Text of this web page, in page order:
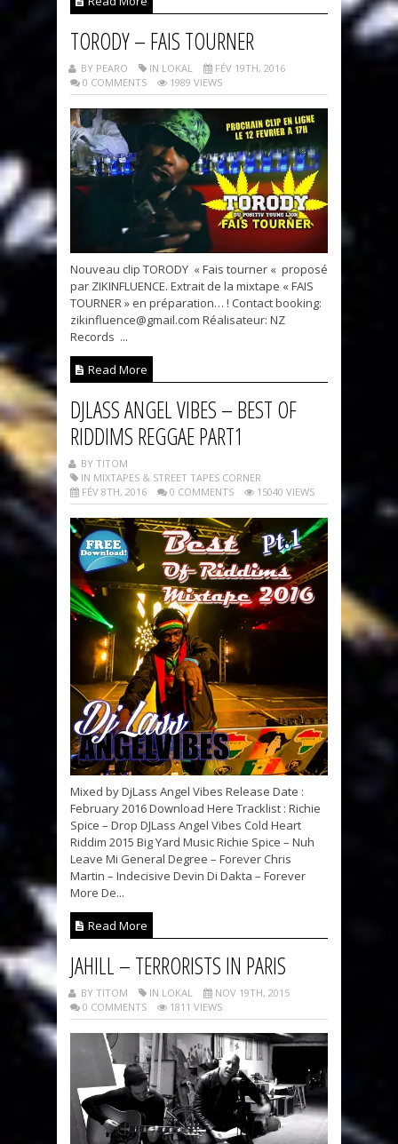
TORODY – FAIS TOURNER
BY PEARO IN LOKAL
FÉV 19TH, 2016
0 COMMENTS
1989 VIEWS
Nouveau clip TORODY « Fais tourner « proposé
par ZIKINFLUENCE. Extrait de la mixtape « FAIS
TOURNER » en préparation… ! Contact booking:
zikinfluence@gmail.com Réalisateur: NZ
Records ...
Read More
DJLASS ANGEL VIBES – BEST OF
RIDDIMS REGGAE PART1
BY TITOM
IN MIXTAPES & STREET TAPES CORNER
FÉV 8TH, 2016
0 COMMENTS 15040 VIEWS
Mixed by DjLass Angel Vibes Release Date :
February 2016 Download Here Tracklist : Richie
Spice – Drop DJLass Angel Vibes Cold Heart
Riddim 2015 Big Yard Music Richie Spice – Nuh
Leave Mi General Degree – Forever Chris
Martin – Indecisive Devin Di Dakta – Forever
More De...
Read More
JAHILL – TERRORISTS IN PARIS
BY TITOM IN LOKAL
NOV 19TH, 2015
0 COMMENTS
1811 VIEWS